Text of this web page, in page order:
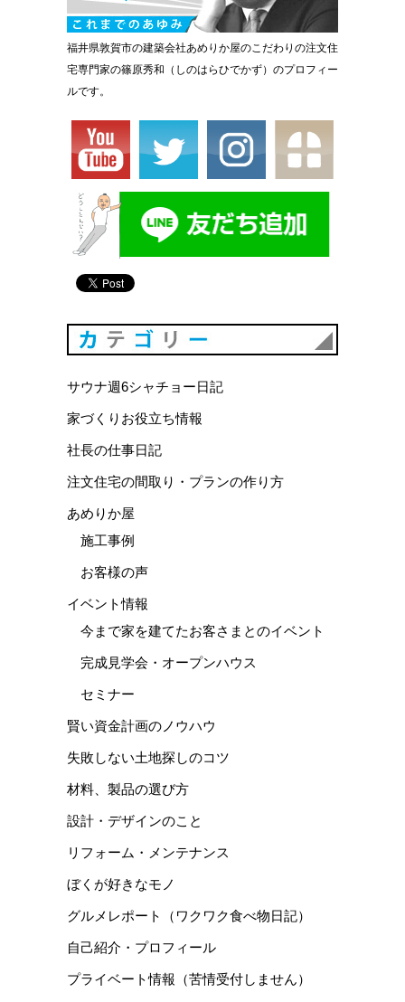
福井県敦賀市の建築会社あめりか屋のこだわりの注文住
宅専門家の篠原秀和（しのはらひでかず）のプロフィー
ルです。
サウナ週6シャチョー日記
家づくりお役立ち情報
社長の仕事日記
注文住宅の間取り・プランの作り方
あめりか屋
施工事例
お客様の声
イベント情報
今まで家を建てたお客さまとのイベント
完成見学会・オープンハウス
セミナー
賢い資金計画のノウハウ
失敗しない土地探しのコツ
材料、製品の選び方
設計・デザインのこと
リフォーム・メンテナンス
ぼくが好きなモノ
グルメレポート（ワクワク食べ物日記）
自己紹介・プロフィール
プライベート情報（苦情受付しません）